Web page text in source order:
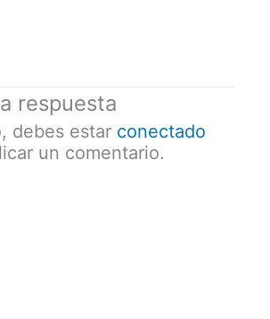
respuesta
debes estar conectado
un comentario.